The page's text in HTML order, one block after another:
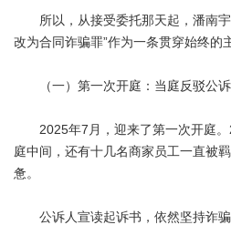
所以，从接受委托那天起，潘南宇
改为合同诈骗罪”作为一条贯穿始终的
（一）第一次开庭：当庭反驳公诉
2025年7月，迎来了第一次开庭。
庭中间，还有十几名商家员工一直被
惫。
公诉人宣读起诉书，依然坚持诈骗